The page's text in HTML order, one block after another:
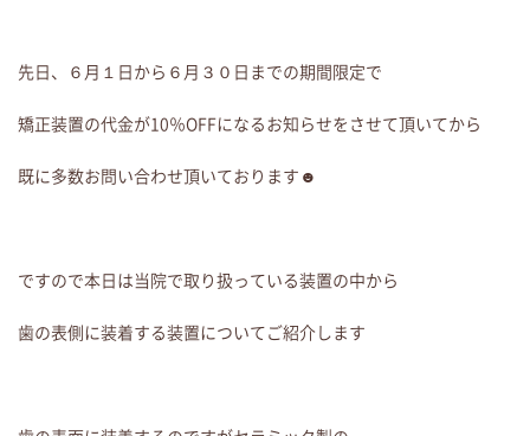
先日、６月１日から６月３０日までの期間限定で
矯正装置の代金が10％OFFになるお知らせをさせて頂いてから
既に多数お問い合わせ頂いております☻
ですので本日は当院で取り扱っている装置の中から
歯の表側に装着する装置についてご紹介します